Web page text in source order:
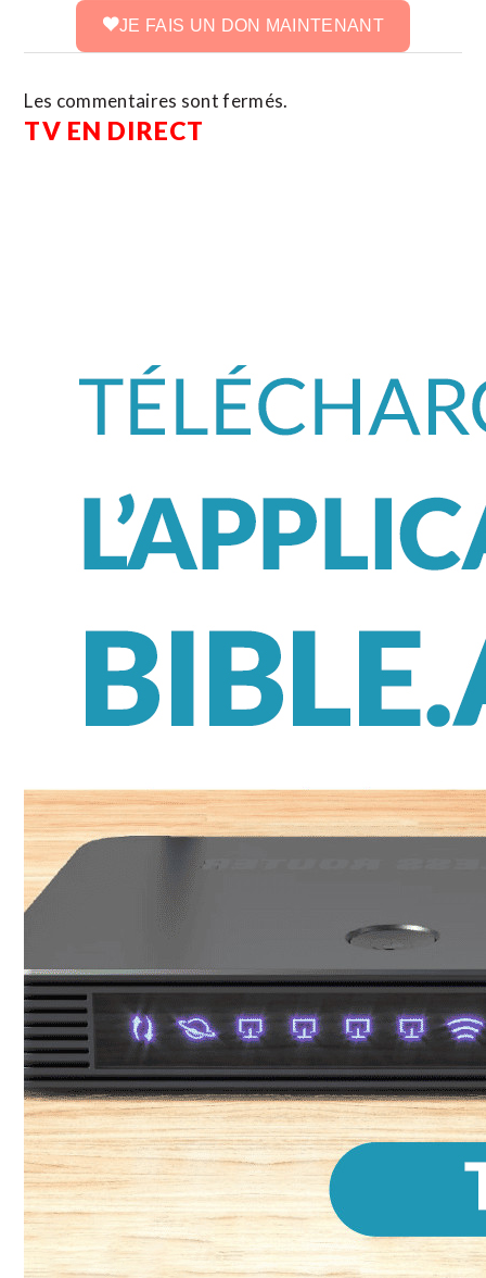
JE FAIS UN DON MAINTENANT
Les commentaires sont fermés.
TV EN DIRECT